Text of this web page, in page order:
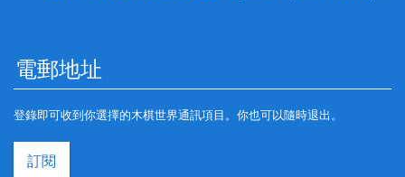
登錄即可收到你選擇的木棋世界通訊項目。你也可以隨時退出。
訂閱